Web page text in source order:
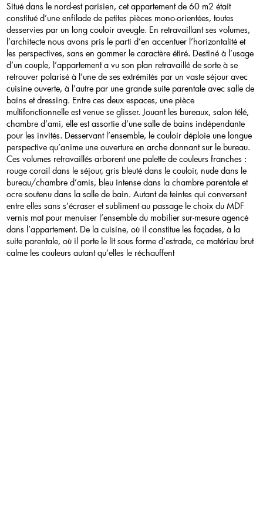
Situé dans le nord-est parisien, cet appartement de 60 m2 était
constitué d’une enfilade de petites pièces mono-orientées, toutes
desservies par un long couloir aveugle. En retravaillant ses volumes,
l’architecte nous avons pris le parti d’en accentuer l’horizontalité et
les perspectives, sans en gommer le caractère étiré. Destiné à l’usage
d’un couple, l’appartement a vu son plan retravaillé de sorte à se
retrouver polarisé à l’une de ses extrémités par un vaste séjour avec
cuisine ouverte, à l’autre par une grande suite parentale avec salle de
bains et dressing. Entre ces deux espaces, une pièce
multifonctionnelle est venue se glisser. Jouant les bureaux, salon télé,
chambre d’ami, elle est assortie d’une salle de bains indépendante
pour les invités. Desservant l’ensemble, le couloir déploie une longue
perspective qu’anime une ouverture en arche donnant sur le bureau.
Ces volumes retravaillés arborent une palette de couleurs franches :
rouge corail dans le séjour, gris bleuté dans le couloir, nude dans le
bureau/chambre d’amis, bleu intense dans la chambre parentale et
ocre soutenu dans la salle de bain. Autant de teintes qui conversent
entre elles sans s’écraser et subliment au passage le choix du MDF
vernis mat pour menuiser l’ensemble du mobilier sur-mesure agencé
dans l’appartement. De la cuisine, où il constitue les façades, à la
suite parentale, où il porte le lit sous forme d’estrade, ce matériau brut
calme les couleurs autant qu’elles le réchauffent